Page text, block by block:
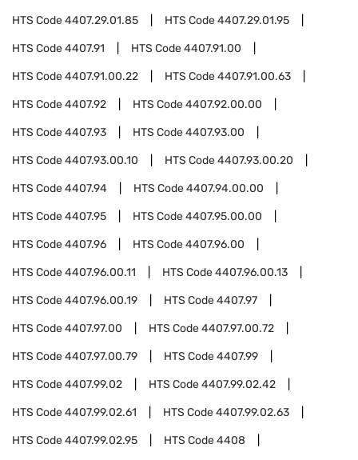
HTS Code4407.29.01.85 HTS Code4407.29.01.95
HTS Code4407.91 HTS Code4407.91.00
HTS Code4407.91.00.22 HTS Code4407.91.00.63
HTS Code4407.92 HTS Code4407.92.00.00
HTS Code4407.93 HTS Code4407.93.00
HTS Code4407.93.00.10 HTS Code4407.93.00.20
HTS Code4407.94 HTS Code4407.94.00.00
HTS Code4407.95 HTS Code4407.95.00.00
HTS Code4407.96 HTS Code4407.96.00
HTS Code4407.96.00.11 HTS Code4407.96.00.13
HTS Code4407.96.00.19 HTS Code4407.97
HTS Code4407.97.00 HTS Code4407.97.00.72
HTS Code4407.97.00.79 HTS Code4407.99
HTS Code4407.99.02 HTS Code4407.99.02.42
HTS Code4407.99.02.61 HTS Code4407.99.02.63
HTS Code4407.99.02.95 HTS Code4408